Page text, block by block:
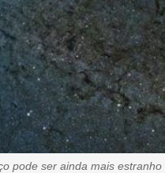
pode ser ainda mais estranho